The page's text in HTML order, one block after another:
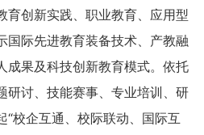
育创新实践、职业教育、应用型
国际先进教育装备技术、产教融
成果及科技创新教育模式。依托
研讨、技能赛事、专业培训、研
“校企互通、校际联动、国际互